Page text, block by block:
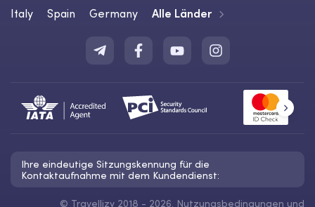
Italy
Spain Germany Alle Länder
Ihre eindeutige Sitzungskennung für die
Kontaktaufnahme mit dem Kundendienst:
© Travellizy 2018 - 2026. Nutzungsbedingungen und